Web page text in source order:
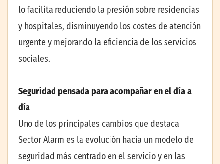
lo facilita reduciendo la presión sobre residencias
y hospitales, disminuyendo los costes de atención
urgente y mejorando la eficiencia de los servicios
sociales.
Seguridad pensada para acompañar en el día a
día
Uno de los principales cambios que destaca
Sector Alarm es la evolución hacia un modelo de
seguridad más centrado en el servicio y en las